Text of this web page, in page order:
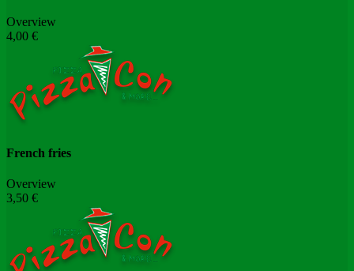
Overview
4,00 €
French fries
Overview
3,50 €